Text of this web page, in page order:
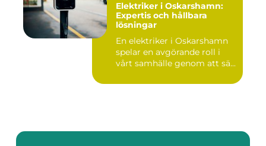
Elektriker i Oskarshamn:
Expertis och hållbara
lösningar
En elektriker i Oskarshamn
spelar en avgörande roll i
vårt samhälle genom att sä...